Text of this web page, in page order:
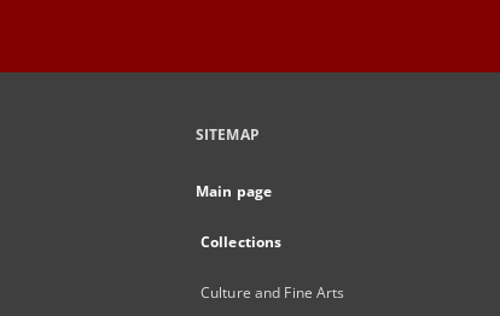
SITEMAP
Main page
Collections
Culture and Fine Arts